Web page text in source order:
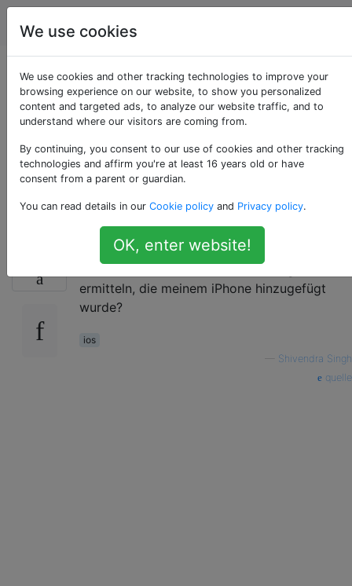
Apple
Ist es möglich, ein
App-
Installationsdatum für
iOS zu ermitteln?
Gibt es eine Möglichkeit, das
Installationsdatum einer Anwendung zu
ermitteln, die meinem iPhone hinzugefügt
wurde?
ios
Shivendra Singh
quelle
We use cookies
We use cookies and other tracking technologies to improve your
browsing experience on our website, to show you personalized
content and targeted ads, to analyze our website traffic, and to
understand where our visitors are coming from.
By continuing, you consent to our use of cookies and other tracking
technologies and affirm you're at least 16 years old or have
consent from a parent or guardian.
You can read details in our Cookie policy and Privacy policy.
OK, enter website!